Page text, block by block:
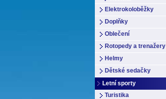
Elektrokoloběžky
Doplňky
Oblečení
Rotopedy a trenažery
Helmy
Dětské sedačky
Letní sporty
Turistika